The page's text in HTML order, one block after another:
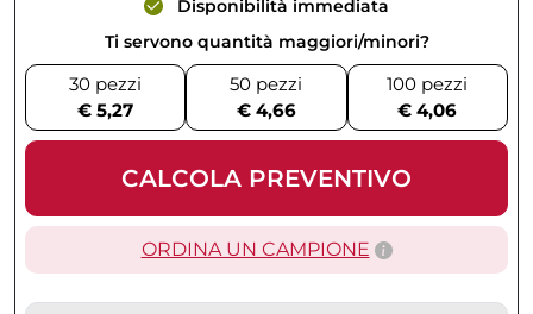
Disponibilità immediata
Ti servono quantità maggiori/minori?
30 pezzi
€ 5,27
50 pezzi
€ 4,66
100 pezzi
€ 4,06
CALCOLA PREVENTIVO
ORDINA UN CAMPIONE